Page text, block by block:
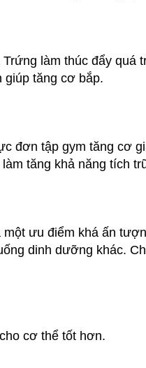
làm thúc đẩy quá
giúp tăng cơ bắp.
đơn tập gym tăng cơ
tăng khả năng tích
ưu điểm khá ấn
dinh dưỡng khác.
cơ thể tốt hơn.